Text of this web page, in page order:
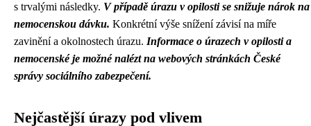
s trvalými následky. V případě úrazu v opilosti se snižuje nárok na
nemocenskou dávku. Konkrétní výše snížení závisí na míře
zavinění a okolnostech úrazu. Informace o úrazech v opilosti a
nemocenské je možné nalézt na webových stránkách České
správy sociálního zabezpečení.
Nejčastější úrazy pod vlivem